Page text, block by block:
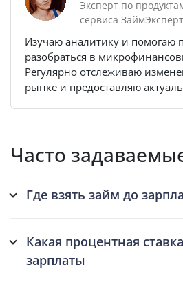
Эксперт по
сервиса
Изучаю аналитику и помогаю
разобраться в
Регулярно отслеживаю
рынке и предоставляю
Часто
Где взять займ до
Какая процентная
зарплаты